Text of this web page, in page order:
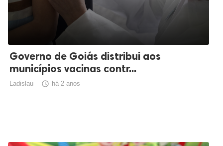
Governo de Goiás distribui aos
municípios vacinas contr...
Ladislau  há 2 anos